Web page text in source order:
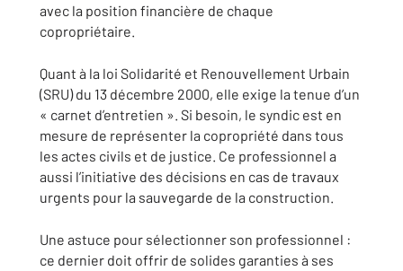
avec la position financière de chaque
copropriétaire.
Quant à la loi Solidarité et Renouvellement Urbain
(SRU) du 13 décembre 2000, elle exige la tenue d’un
« carnet d’entretien ». Si besoin, le syndic est en
mesure de représenter la copropriété dans tous
les actes civils et de justice. Ce professionnel a
aussi l’initiative des décisions en cas de travaux
urgents pour la sauvegarde de la construction.
Une astuce pour sélectionner son professionnel :
ce dernier doit offrir de solides garanties à ses